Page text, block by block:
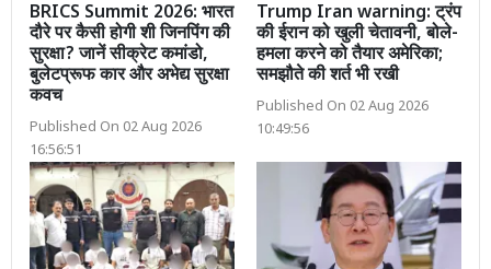
BRICS Summit 2026: भारत
दौरे पर कैसी होगी शी जिनपिंग की
सुरक्षा? जानें सीक्रेट कमांडो,
बुलेटप्रूफ कार और अभेद्य सुरक्षा
कवच
Published On 02 Aug 2026
16:56:51
Trump Iran warning: ट्रंप
की ईरान को खुली चेतावनी, बोले-
हमला करने को तैयार अमेरिका;
समझौते की शर्त भी रखी
Published On 02 Aug 2026
10:49:56